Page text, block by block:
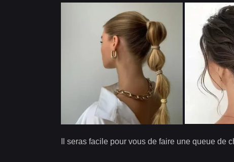
Il seras facile pour vous de faire une queue de